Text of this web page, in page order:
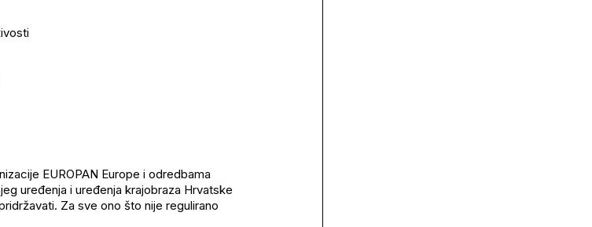
EUROPAN Europe i odredbama
uređenja i uređenja krajobraza Hrvatske
Za sve ono što nije regulirano